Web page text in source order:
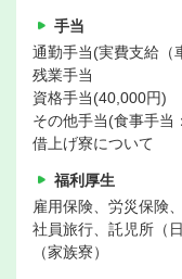
手当
通勤手当(実費支給（
残業手当
資格手当(40,000円)
その他手当(食事手当
借上げ寮について
福利厚生
雇用保険、労災保険
社員旅行、託児所（
（家族寮）